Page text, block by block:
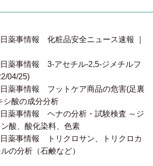
薬事情報 化粧品安全ニュース速報 ｜
薬事情報 3-アセチル-2,5-ジメチルフ
04/25)
薬事情報 フットケア商品の危害(足裏
シ酸の成分分析
薬事情報 ヘナの分析・試験検査 ～ジ
酸、酸化染料、色素
薬事情報
トリクロサン、トリクロカ
の分析（石鹸など）